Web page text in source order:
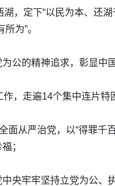
，定下“以民为本、还
为”。
公的精神追求，彰显
，走遍14个集中连片特
面从严治党，以“得罪
；
央牢牢坚持立党为公